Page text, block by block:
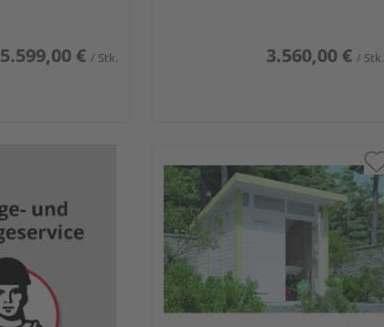
5.599,00 € / Stk. 3.560,00 € / Stk.